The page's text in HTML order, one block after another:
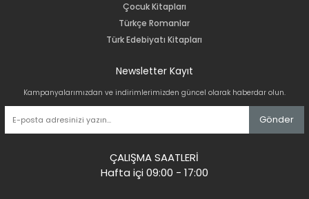
Çocuk Kitapları
Türkçe Romanlar
Türk Edebiyatı Kitapları
Newsletter Kayıt
Kampanyalarımızdan ve indirimlerimizden güncel olarak haberdar olun.
Gönder
ÇALIŞMA SAATLERİ
Hafta içi 09:00 - 17:00